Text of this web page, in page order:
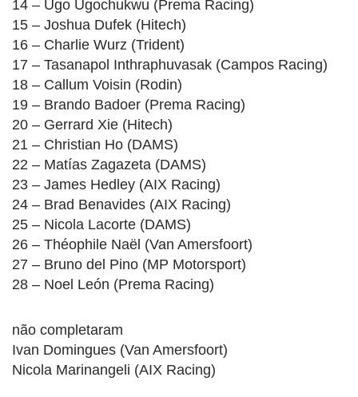
14 – Ugo Ugochukwu (Prema Racing)
15 – Joshua Dufek (Hitech)
16 – Charlie Wurz (Trident)
17 – Tasanapol Inthraphuvasak (Campos Racing)
18 – Callum Voisin (Rodin)
19 – Brando Badoer (Prema Racing)
20 – Gerrard Xie (Hitech)
21 – Christian Ho (DAMS)
22 – Matías Zagazeta (DAMS)
23 – James Hedley (AIX Racing)
24 – Brad Benavides (AIX Racing)
25 – Nicola Lacorte (DAMS)
26 – Théophile Naël (Van Amersfoort)
27 – Bruno del Pino (MP Motorsport)
28 – Noel León (Prema Racing)
não completaram
Ivan Domingues (Van Amersfoort)
Nicola Marinangeli (AIX Racing)